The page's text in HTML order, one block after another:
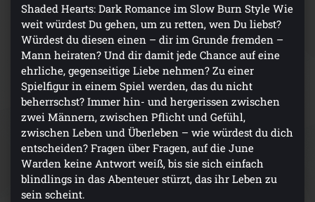
Shaded Hearts: Dark Romance im Slow Burn Style Wie
weit würdest Du gehen, um zu retten, wen Du liebst?
Würdest du diesen einen – dir im Grunde fremden –
Mann heiraten? Und dir damit jede Chance auf eine
ehrliche, gegenseitige Liebe nehmen? Zu einer
Spielfigur in einem Spiel werden, das du nicht
beherrschst? Immer hin- und hergerissen zwischen
zwei Männern, zwischen Pflicht und Gefühl,
zwischen Leben und Überleben – wie würdest du dich
entscheiden? Fragen über Fragen, auf die June
Warden keine Antwort weiß, bis sie sich einfach
blindlings in das Abenteuer stürzt, das ihr Leben zu
sein scheint.